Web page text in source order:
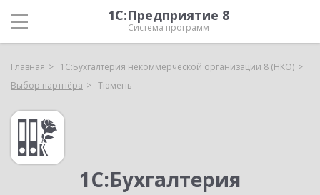
1С:Предприятие 8
Система программ
Главная
1С:Бухгалтерия некоммерческой организации 8 (НКО)
Выбор партнёра
Тюмень
1С:Бухгалтерия